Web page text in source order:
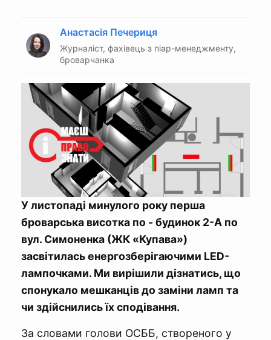
Анастасія Печериця
Журналіст, фахівець з піар-менеджменту,
броварчанка
У листопаді минулого року перша
броварська висотка по - будинок 2-А по
вул. Симоненка (ЖК «Купава»)
засвітилась енергозберігаючими LED-
лампочками. Ми вирішили дізнатись, що
спонукало мешканців до заміни ламп та
чи здійснились їх сподівання.
За словами голови ОСББ, створеного у